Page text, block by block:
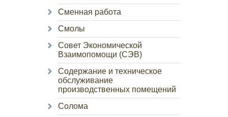
Сменная работа
Смолы
Совет Экономической
Взаимопомощи (СЭВ)
Содержание и техническое
обслуживание
производственных помещений
Солома